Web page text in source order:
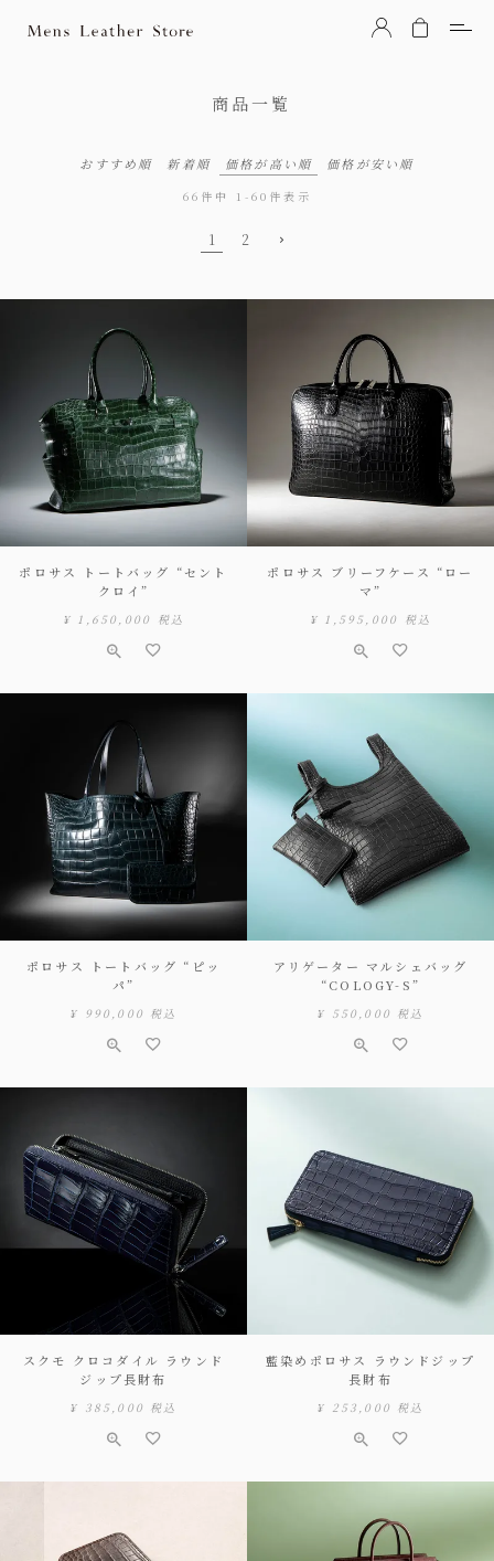
Mens Leather Store（メンズレザーストア）
商品一覧
おすすめ順 新着順 価格が高い順 価格が安い順
66 件中 1 - 60 件表示
1 2
ポロサス トートバッグ “セント
クロイ”
¥ 1,650,000 税込
ポロサス ブリーフケース “ロー
マ”
¥ 1,595,000 税込
ポロサス トートバッグ “ピッ
パ”
¥ 990,000 税込
アリゲーター マルシェバッグ
“COLOGY-S”
¥ 550,000 税込
スクモ クロコダイル ラウンド
ジップ長財布
¥ 385,000 税込
藍染めポロサス ラウンドジップ
長財布
¥ 253,000 税込